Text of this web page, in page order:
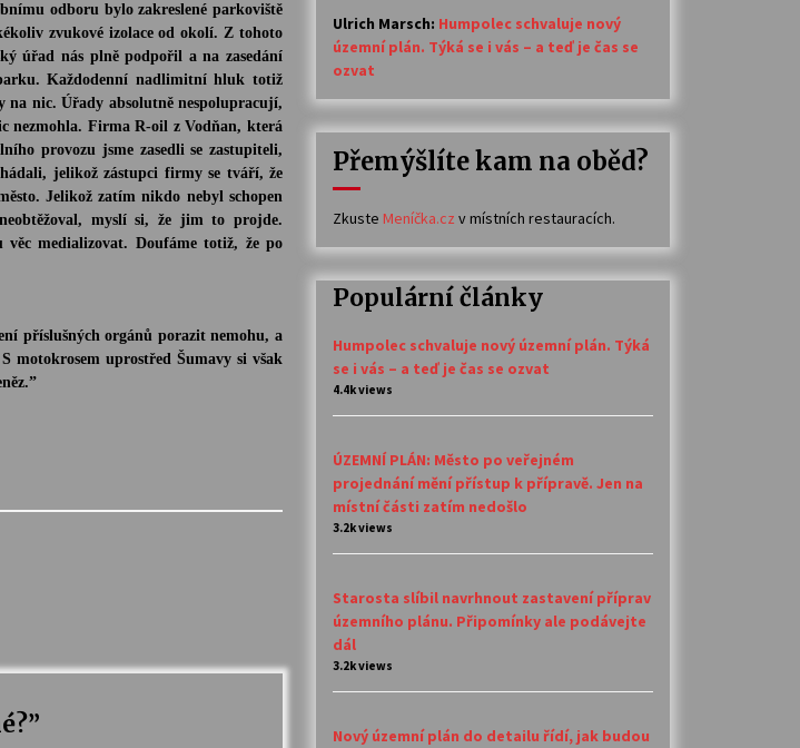
odboru bylo zakreslené parkoviště
zvukové izolace od okolí. Z tohoto
úřad nás plně podpořil a na zasedání
. Každodenní nadlimitní hluk totiž
nic. Úřady absolutně nespolupracují,
nezmohla. FirmaR-oil z Vodňan, která
provozu jsme zasedli se zastupiteli,
jelikož zástupci firmy se tváří, že
Jelikož zatím nikdo nebyl schopen
myslí si, že jim to projde.
věc medializovat. Doufáme totiž, že po
příslušných orgánů porazit nemohu, a
motokrosem uprostřed Šumavy si však
”
”
Ulrich Marsch: Humpolec schvaluje nový
územní plán. Týká se i vás – a teď je čas se
ozvat
Přemýšlíte kam na oběd?
Zkuste Meníčka.cz v místních restauracích.
Populární články
Humpolec schvaluje nový územní plán. Týká
se i vás – a teď je čas se ozvat
4.4k views
ÚZEMNÍ PLÁN: Město po veřejném
projednání mění přístup k přípravě. Jen na
místní části zatím nedošlo
3.2k views
Starosta slíbil navrhnout zastavení příprav
územního plánu. Připomínky ale podávejte
dál
3.2k views
Nový územní plán do detailu řídí, jak budou